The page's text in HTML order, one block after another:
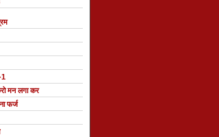
1
मन लगा कर
फर्ज